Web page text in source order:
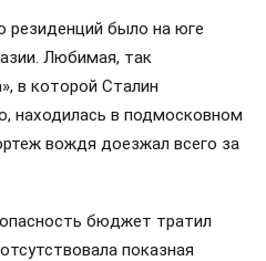
резиденций было на юге
Любимая, так
в которой Сталин
находилась в подмосковном
вождя доезжал всего за
бюджет тратил
показная